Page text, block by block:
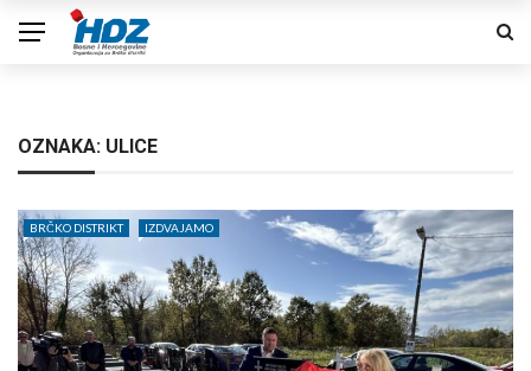
OZNAKA: ULICE
BRČKO DISTRIKT IZDVAJAMO